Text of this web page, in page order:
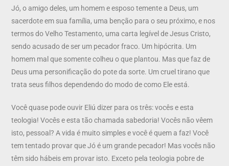
Jó, o amigo deles, um homem e esposo temente a Deus, um
sacerdote em sua família, uma benção para o seu próximo, e nos
termos do Velho Testamento, uma carta legível de Jesus Cristo,
sendo acusado de ser um pecador fraco. Um hipócrita. Um
homem mal que somente colheu o que plantou. Mas que faz de
Deus uma personificação do pote da sorte. Um cruel tirano que
trata seus filhos dependendo do modo de como Ele está.
Você quase pode ouvir Eliú dizer para os três: vocês e esta
teologia! Vocês e esta tão chamada sabedoria! Vocês não vêem
isto, pessoal? A vida é muito simples e você é quem a faz! Você
tem tentado provar que Jó é um grande pecador! Mas vocês não
têm sido hábeis em provar isto. Exceto pela teologia pobre de